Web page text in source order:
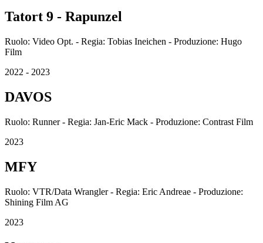
Tatort 9 - Rapunzel
Ruolo: Video Opt. - Regia: Tobias Ineichen - Produzione: Hugo
Film
2022 - 2023
DAVOS
Ruolo: Runner - Regia: Jan-Eric Mack - Produzione: Contrast Film
2023
MFY
Ruolo: VTR/Data Wrangler - Regia: Eric Andreae - Produzione:
Shining Film AG
2023